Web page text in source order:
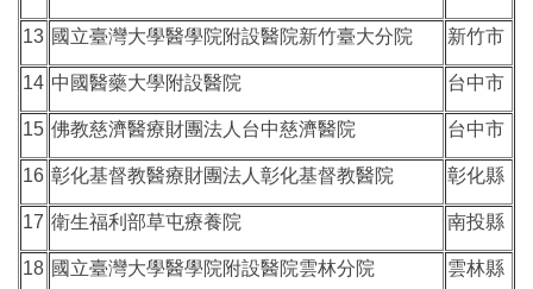
13 國立臺灣大學醫學院附設醫院新竹臺大分院 新竹市
14 中國醫藥大學附設醫院 台中市
15 佛教慈濟醫療財團法人台中慈濟醫院 台中市
16 彰化基督教醫療財團法人彰化基督教醫院 彰化縣
17 衛生福利部草屯療養院 南投縣
18 國立臺灣大學醫學院附設醫院雲林分院 雲林縣